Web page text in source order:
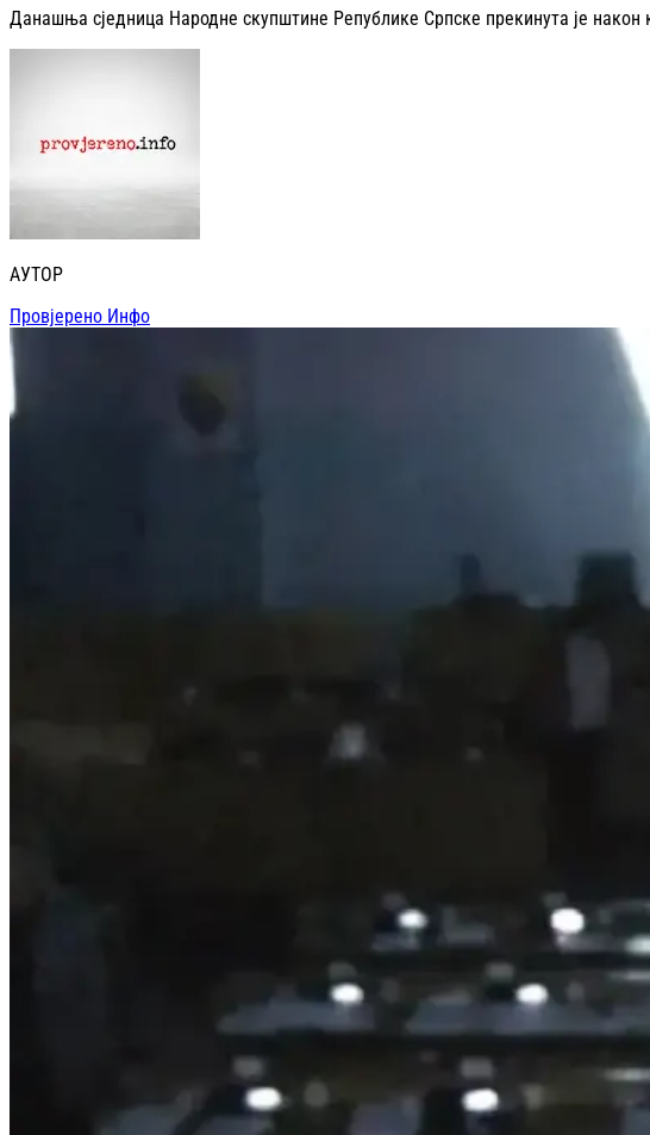
Данашња сједница Народне скупштине Републике Српске прекинута је након
АУТОР
Провјерено Инфо